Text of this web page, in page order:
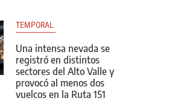
TEMPORAL
Una intensa nevada se
registró en distintos
sectores del Alto Valle y
provocó al menos dos
vuelcos en la Ruta 151